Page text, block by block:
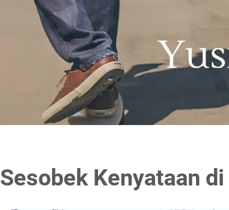
Sesobek Kenyataan